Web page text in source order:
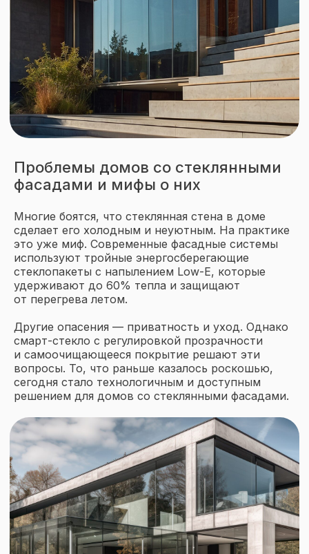
Проблемы домов со стеклянными
фасадами и мифы о них
Многие боятся, что стеклянная стена в доме
сделает его холодным и неуютным. На практике
это уже миф. Современные фасадные системы
используют тройные энергосберегающие
стеклопакеты с напылением Low-E, которые
удерживают до 60% тепла и защищают
от перегрева летом.
Другие опасения — приватность и уход. Однако
смарт-стекло с регулировкой прозрачности
и самоочищающееся покрытие решают эти
вопросы. То, что раньше казалось роскошью,
сегодня стало технологичным и доступным
решением для домов со стеклянными фасадами.
Читайте кейс:Утепление
лоджии под ключ:
завершённый проект
тёплого балкона в Тюмени